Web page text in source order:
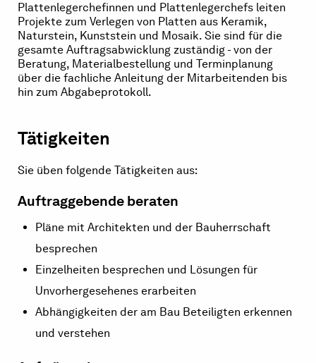
Plattenlegerchefinnen und Plattenlegerchefs leiten
Projekte zum Verlegen von Platten aus Keramik,
Naturstein, Kunststein und Mosaik. Sie sind für die
gesamte Auftragsabwicklung zuständig - von der
Beratung, Materialbestellung und Terminplanung
über die fachliche Anleitung der Mitarbeitenden bis
hin zum Abgabeprotokoll.
Tätigkeiten
Sie üben folgende Tätigkeiten aus:
Auftraggebende beraten
Pläne mit Architekten und der Bauherrschaft
besprechen
Einzelheiten besprechen und Lösungen für
Unvorhergesehenes erarbeiten
Abhängigkeiten der am Bau Beteiligten erkennen
und verstehen